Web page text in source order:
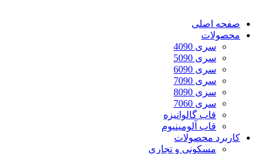
صفحه اصلی
محصولات
سری 4090
سری 5090
سری 6090
سری 7090
سری 8090
سری 7060
قاب گالوانیزه
قاب آلومینیوم
کاربرد محصولات
مسکونی و تجاری